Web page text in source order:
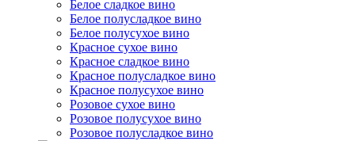
Белое сладкое вино
Белое полусладкое вино
Белое полусухое вино
Красное сухое вино
Красное сладкое вино
Красное полусладкое вино
Красное полусухое вино
Розовое сухое вино
Розовое полусухое вино
Розовое полусладкое вино